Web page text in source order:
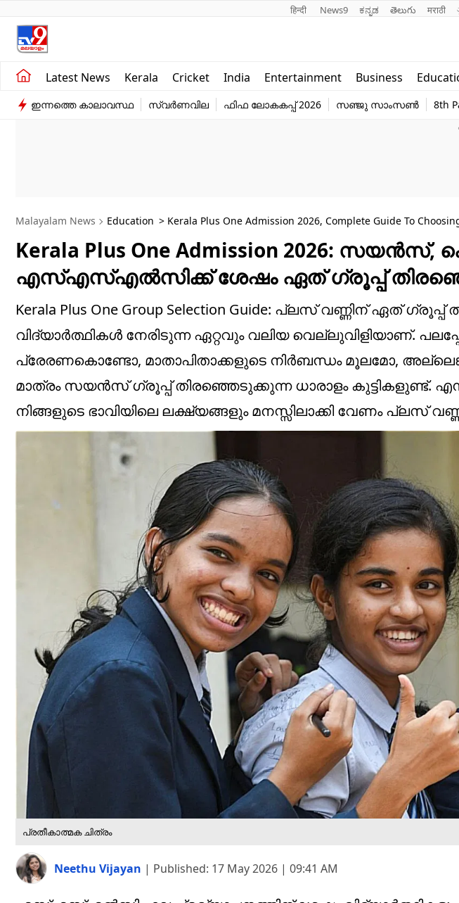
हिन्दी News9 ಕನ್ನಡ తెలుగు मराठी
Latest News Kerala Cricket India Entertainment Business
Kerala
India
Education
world
ഇന്നത്തെ കാലാവസ്ഥ സ്വർണവില ഫിഫ ലോകകപ്പ് 2026 സഞ്ജു സാംസൺ 8th
Malayalam News Education > Kerala Plus One Admission 2026, Complete Guide To
Kerala Plus One Admission 2026: സയൻസ്,
എസ്എസ്എൽസിക്ക് ശേഷം ഏത് ഗ്രൂപ്പ്
Kerala Plus One Group Selection Guide: പ്ലസ് വണ്ണിന് ഏത്
വിദ്യാർത്ഥികൾ നേരിടുന്ന ഏറ്റവും വലിയ വെല്ലുവിളിയാണ്.
പ്രേരണകൊണ്ടോ, മാതാപിതാക്കളുടെ നിർബന്ധം മൂലമോ,
മാത്രം സയൻസ് ഗ്രൂപ്പ് തിരഞ്ഞെടുക്കുന്ന ധാരാളം കുട്ടികളുണ്ട്.
നിങ്ങളുടെ ഭാവിയിലെ ലക്ഷ്യങ്ങളും മനസ്സിലാക്കി വേണം പ്ലസ്
പ്രതീകാത്മക ചിത്രം
Neethu Vijayan | Published: 17 May 2026 | 09:41 AM